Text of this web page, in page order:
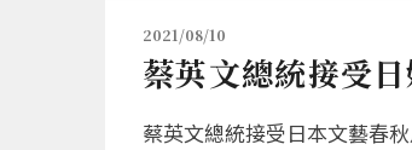
2021/08/10
蔡英文總統接受
蔡英文總統接受日本文藝春